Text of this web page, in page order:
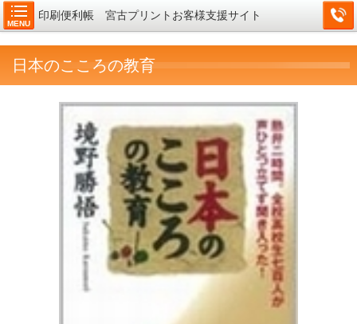
MENU
印刷便利帳 宮古プリントお客様支援サイト
日本のこころの教育